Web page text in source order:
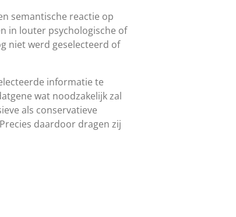
semantische reactie op
in louter psychologische of
niet werd geselecteerd of
informatie te
wat noodzakelijk zal
als conservatieve
daardoor dragen zij